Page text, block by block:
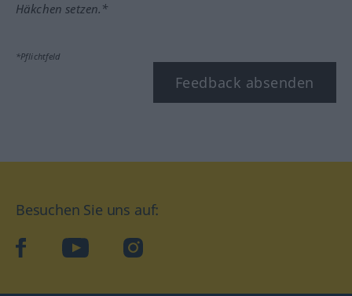
Häkchen setzen.*
*Pflichtfeld
Feedback absenden
Besuchen Sie uns auf:
facebookYouTube Instagram